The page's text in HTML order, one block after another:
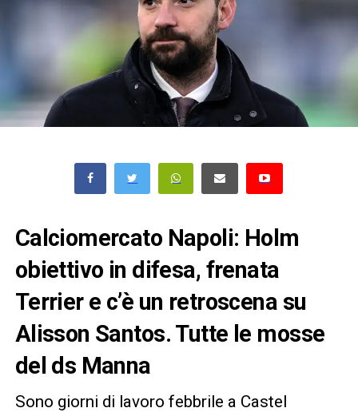
Calciomercato Napoli: Holm
obiettivo in difesa, frenata
Terrier e c’è un retroscena su
Alisson Santos. Tutte le mosse
del ds Manna
Sono giorni di lavoro febbrile a Castel